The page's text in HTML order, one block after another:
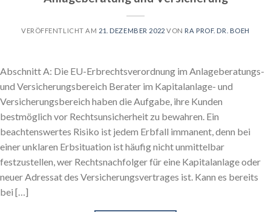
VERÖFFENTLICHT AM 21. DEZEMBER 2022 VON RA PROF. DR. BOEH
Abschnitt A: Die EU-Erbrechtsverordnung im Anlageberatungs-
und Versicherungsbereich Berater im Kapitalanlage- und
Versicherungsbereich haben die Aufgabe, ihre Kunden
bestmöglich vor Rechtsunsicherheit zu bewahren. Ein
beachtenswertes Risiko ist jedem Erbfall immanent, denn bei
einer unklaren Erbsituation ist häufig nicht unmittelbar
festzustellen, wer Rechtsnachfolger für eine Kapitalanlage oder
neuer Adressat des Versicherungsvertrages ist. Kann es bereits
bei […]